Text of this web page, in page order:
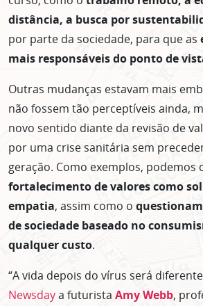
distância, a busca por
por parte da sociedade, para que as
mais responsáveis do ponto de
Outras mudanças estavam mais
não fossem tão perceptíveis ainda,
novo sentido diante da revisão de
por uma crise sanitária sem
geração. Como exemplos, podemos
fortalecimento de valores como
empatia, assim como o
de sociedade baseado no
qualquer custo.
“A vida depois do vírus será
Newsdaya futurista Amy Webb,